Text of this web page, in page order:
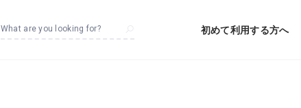
What are you looking for? 初めて利用する方へ